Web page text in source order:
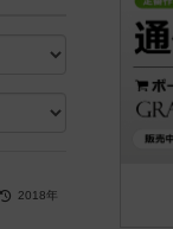
2018年